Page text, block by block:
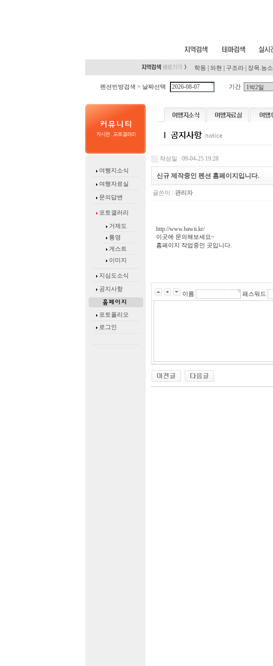
학동 와현 구조라 장목.농소
펜션빈방검색 > 날짜선택 기간
여행지소식
여행자료실
문의답변
포토갤러리
거제도
통영
게스트
이미지
지심도소식
공지사항
포토폴리오
로그인
작성일 : 09-04-25 19:28
신규 제작중인 펜션 홈페이지입니다.
글쓴이 : 관리자
http://www.bawii.kr/
이곳에 문의해보세요~
홈페이지 작업중인 곳입니다.
이름 패스워드